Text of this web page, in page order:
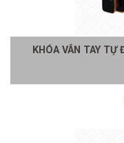
KHÓA VÂN TAY